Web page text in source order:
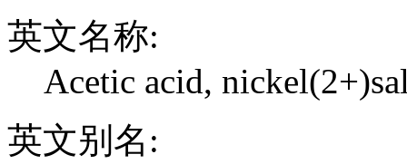
英文名称:
Acetic acid,
英文别名: